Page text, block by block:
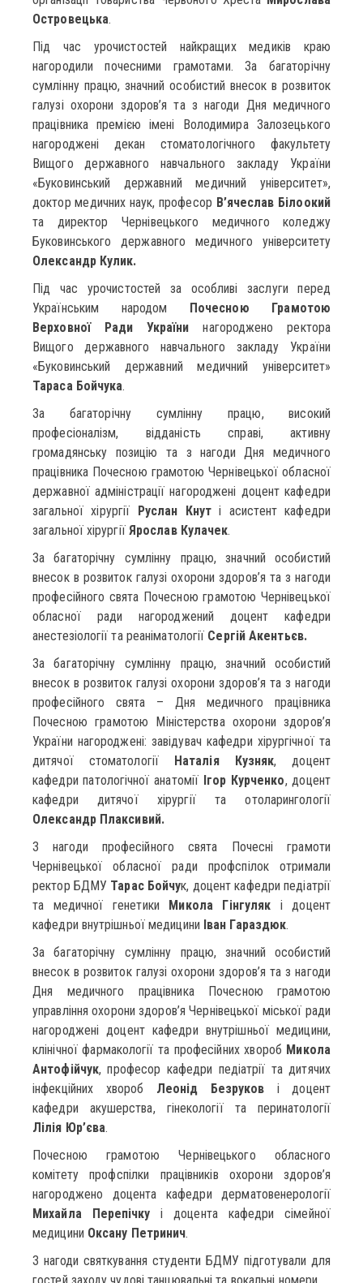
Островецька.
Під час урочистостей найкращих медиків краю
нагородили почесними грамотами. За багаторічну
сумлінну працю, значний особистий внесок в розвиток
галузі охорони здоров’я та з нагоди Дня медичного
працівника премією імені Володимира Залозецького
нагороджені декан стоматологічного факультету
Вищого державного навчального закладу України
«Буковинський державний медичний університет»,
доктор медичних наук, професор В’ячеслав Білоокий
та директор Чернівецького медичного коледжу
Буковинського державного медичного університету
Олександр Кулик.
Під час урочистостей за особливі заслуги перед
Українським народом Почесною Грамотою
Верховної Ради України нагороджено ректора
Вищого державного навчального закладу України
«Буковинський державний медичний університет»
Тараса Бойчука.
За багаторічну сумлінну працю, високий
професіоналізм, відданість справі, активну
громадянську позицію та з нагоди Дня медичного
працівника Почесною грамотою Чернівецької обласної
державної адміністрації нагороджені доцент кафедри
загальної хірургії Руслан Кнут і асистент кафедри
загальної хірургії Ярослав Кулачек.
За багаторічну сумлінну працю, значний особистий
внесок в розвиток галузі охорони здоров’я та з нагоди
професійного свята Почесною грамотою Чернівецької
обласної ради нагороджений доцент кафедри
анестезіології та реаніматології Сергій Акентьєв.
За багаторічну сумлінну працю, значний особистий
внесок в розвиток галузі охорони здоров’я та з нагоди
професійного свята – Дня медичного працівника
Почесною грамотою Міністерства охорони здоров’я
України нагороджені: завідувач кафедри хірургічної та
дитячої стоматології Наталія Кузняк, доцент
кафедри патологічної анатомії Ігор Курченко, доцент
кафедри дитячої хірургії та отоларингології
Олександр Плаксивий.
З нагоди професійного свята Почесні грамоти
Чернівецької обласної ради профспілок отримали
ректор БДМУ Тарас Бойчук, доцент кафедри педіатрії
та медичної генетики Микола Гінгуляк і доцент
кафедри внутрішньої медицини Іван Гараздюк.
За багаторічну сумлінну працю, значний особистий
внесок в розвиток галузі охорони здоров’я та з нагоди
Дня медичного працівника Почесною грамотою
управління охорони здоров’я Чернівецької міської ради
нагороджені доцент кафедри внутрішньої медицини,
клінічної фармакології та професійних хвороб Микола
Антофійчук, професор кафедри педіатрії та дитячих
інфекційних хвороб Леонід Безруков і доцент
кафедри акушерства, гінекології та перинатології
Лілія Юр’єва.
Почесною грамотою Чернівецького обласного
комітету профспілки працівників охорони здоров’я
нагороджено доцента кафедри дерматовенерології
Михайла Перепічку і доцента кафедри сімейної
медицини Оксану Петринич.
З нагоди святкування студенти БДМУ підготували для